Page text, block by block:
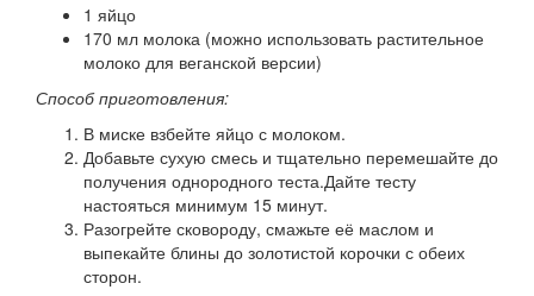
1 яйцо​
170 мл молока (​можно использовать растительное
молоко для веганской версии)​
Способ приготовления:
В миске взбейте яйцо с молоком.​
Добавьте сухую смесь и тщательно перемешайте до
получения однородного теста.​Дайте тесту
настояться минимум 15 минут.​
Разогрейте сковороду, смажьте её маслом и
выпекайте блины до золотистой корочки с обеих
сторон.